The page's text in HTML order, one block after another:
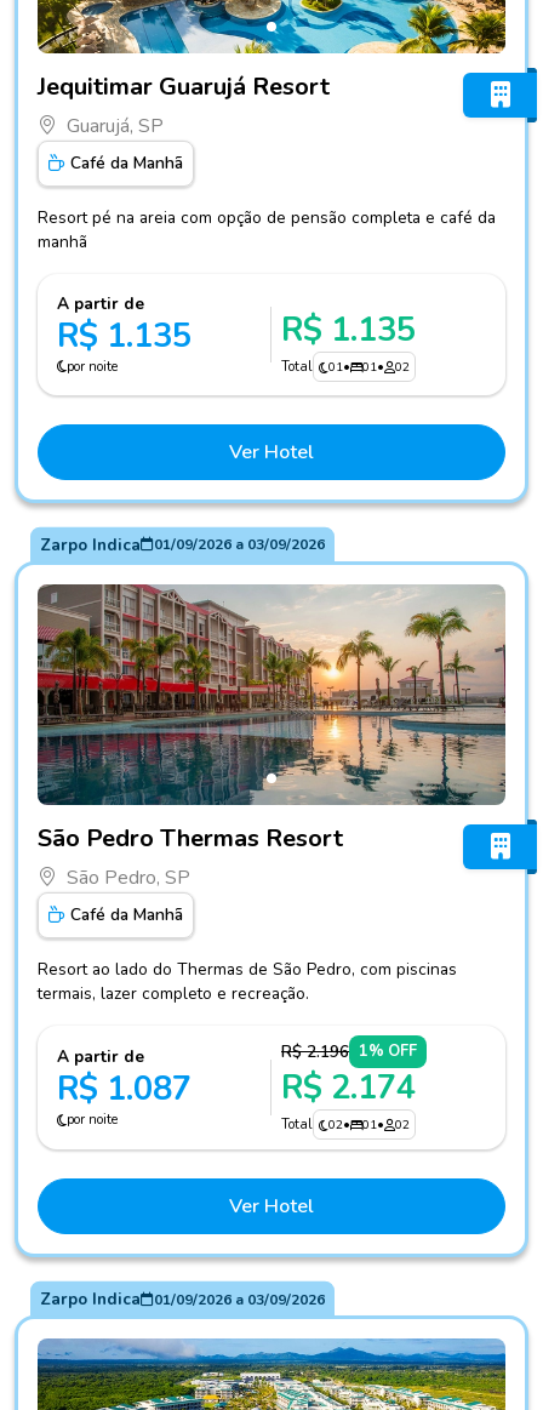
Jequitimar Guarujá Resort
Guarujá, SP
Café da Manhã
Resort pé na areia com opção de pensão completa e café da
manhã
A partir de
R$ 1.135
por noite
R$ 1.135
Total 01• 01• 02
Ver Hotel
Zarpo Indica 01/09/2026a 03/09/2026
São Pedro Thermas Resort
São Pedro, SP
Café da Manhã
Resort ao lado do Thermas de São Pedro, com piscinas
termais, lazer completo e recreação.
A partir de
R$ 1.087
por noite
R$ 2.196 1% OFF
R$ 2.174
Total 02• 01• 02
Ver Hotel
Zarpo Indica 01/09/2026a 03/09/2026